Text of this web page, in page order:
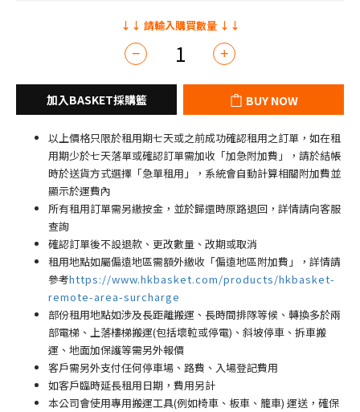
BUY NOW
以上價格只限於租用期七天或之前成功確認租用之訂單，如在租
用期少於七天落單或確認訂單需加收「加急附加費」，請於結帳
時於送貨方式選擇「急單租用」，系統會自動計算相關附加費並
顯示於運費內
所有租用訂單需另繳按金，並於歸還時原路退回，詳情請向客服
查詢
確認訂單後不設退款、更改數量、改期或取消
租用地點如屬偏遠地區需額外繳收「偏遠地區附加費 」
，詳情請
參考https://www.hkbasket.com/products/hkbasket-
remote-area-surcharge
部份租用地點如涉及長距離搬運、長時間排隊等候、轉換多於兩
部電梯、上落樓梯搬運(包括壞𨋢或停電)、斜坡停車、拆車搬
運、地面加保護等需另外報價
客戶需另外支付任何停車場 、路費、入場登記費用
如客戶臨時延長租用日期，費用另計
本公司會使用專用搬運工具(例如椅車、板車、籠車) 運送，確保